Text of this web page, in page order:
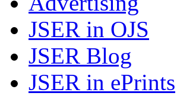
JSER in OJS
JSER Blog
JSER in ePrints